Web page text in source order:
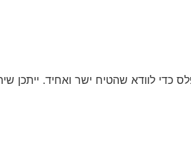
לוודא שהטיח ישר ואחיד. ייתכן